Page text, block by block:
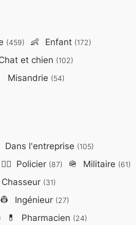
(459) 👶 Enfant (172)
et chien (102)
Misandrie (54)
Dans l'entreprise (105)
👮‍♂️ Policier (87) 🪖 Militaire (61)
Chasseur (31)
👷 Ingénieur (27)
💊 Pharmacien (24)